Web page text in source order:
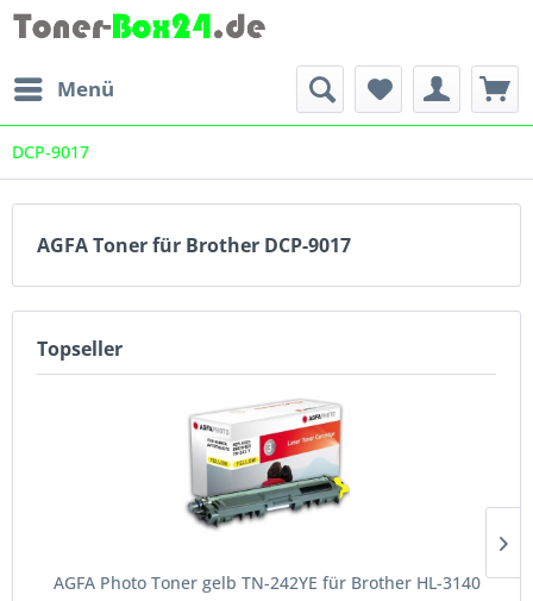
Menü
DCP-9017
AGFA Toner für Brother DCP-9017
Topseller
AGFA Photo Toner gelb TN-242YE für Brother HL-3140